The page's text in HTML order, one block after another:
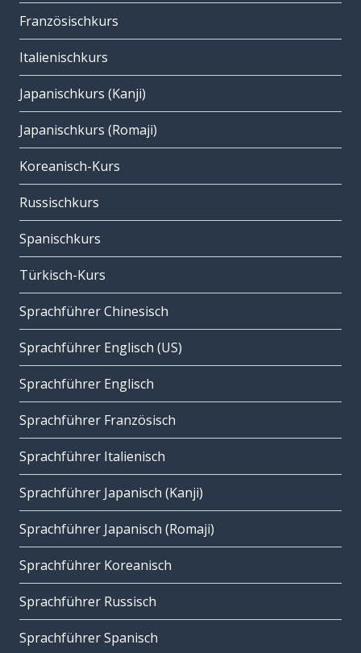
Französischkurs
Italienischkurs
Japanischkurs (Kanji)
Japanischkurs (Romaji)
Koreanisch-Kurs
Russischkurs
Spanischkurs
Türkisch-Kurs
Sprachführer Chinesisch
Sprachführer Englisch (US)
Sprachführer Englisch
Sprachführer Französisch
Sprachführer Italienisch
Sprachführer Japanisch (Kanji)
Sprachführer Japanisch (Romaji)
Sprachführer Koreanisch
Sprachführer Russisch
Sprachführer Spanisch